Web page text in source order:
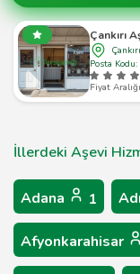
Çankırı
Posta
Fiyat
İllerdeki Aşevi
Adana 1
Afyonkarahisar